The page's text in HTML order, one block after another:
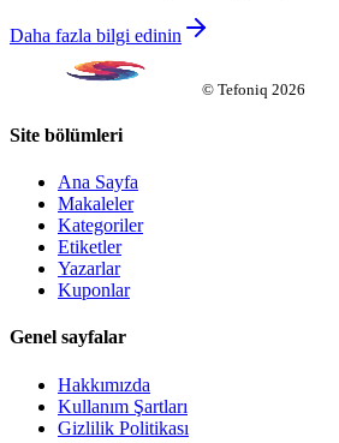
Daha fazla bilgi edinin
© Tefoniq 2026
Site bölümleri
Ana Sayfa
Makaleler
Kategoriler
Etiketler
Yazarlar
Kuponlar
Genel sayfalar
Hakkımızda
Kullanım Şartları
Gizlilik Politikası